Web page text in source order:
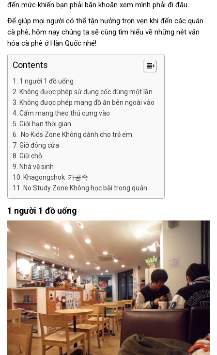
đến mức khiến bạn phải băn khoăn xem mình phải đi đâu.
Để giúp mọi người có thể tận hưởng trọn vẹn khi đến các quán
cà phê, hôm nay chúng ta sẽ cùng tìm hiểu về những nét văn
hóa cà phê ở Hàn Quốc nhé!
Contents
1 người 1 đồ uống
Không được phép sử dụng cốc dùng một lần
Không được phép mang đồ ăn bên ngoài vào
Cấm mang theo thú cưng vào
Giới hạn thời gian
No Kids Zone Không dành cho trẻ em
Giờ đóng cửa
Giữ chỗ
Nhà vệ sinh
Khagongchok 카공족
No Study Zone Không học bài trong quán
1 người 1 đồ uống